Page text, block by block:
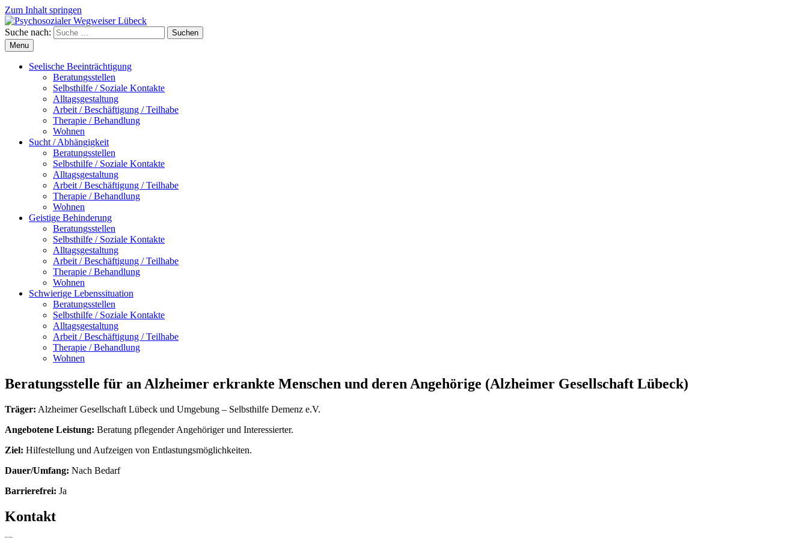
Zum Inhalt springen
Suche nach:
Suchen
Menu
Seelische Beeinträchtigung
Beratungsstellen
Selbsthilfe / Soziale Kontakte
Alltagsgestaltung
Arbeit / Beschäftigung / Teilhabe
Therapie / Behandlung
Wohnen
Sucht / Abhängigkeit
Beratungsstellen
Selbsthilfe / Soziale Kontakte
Alltagsgestaltung
Arbeit / Beschäftigung / Teilhabe
Therapie / Behandlung
Wohnen
Geistige Behinderung
Beratungsstellen
Selbsthilfe / Soziale Kontakte
Alltagsgestaltung
Arbeit / Beschäftigung / Teilhabe
Therapie / Behandlung
Wohnen
Schwierige Lebenssituation
Beratungsstellen
Selbsthilfe / Soziale Kontakte
Alltagsgestaltung
Arbeit / Beschäftigung / Teilhabe
Therapie / Behandlung
Wohnen
Beratungsstelle für an Alzheimer erkrankte Menschen und deren Angehörige (Alzheimer Gesellschaft Lübeck)
Träger: Alzheimer Gesellschaft Lübeck und Umgebung – Selbsthilfe Demenz e.V.
Angebotene Leistung: Beratung pflegender Angehöriger und Interessierter.
Ziel: Hilfestellung und Aufzeigen von Entlastungsmöglichkeiten.
Dauer/Umfang: Nach Bedarf
Barrierefrei: Ja
Kontakt